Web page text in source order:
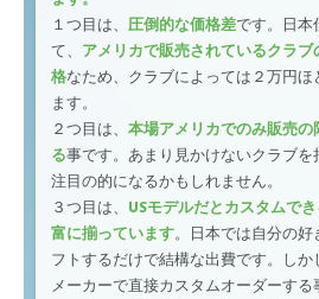
１つ目は、 圧倒的な価格差です。日本
て、 アメリカで販売されているクラ
格なため、クラブによっては２万円ほ
ます。
２つ目は、 本場アメリカでのみ販売
る事です。あまり見かけないクラブ
注目の的になるかもしれません。
３つ目は、 USモデルだとカスタムで
富に揃っています。日本では自分の
フトするだけで結構な出費です。し
メーカーで直接カスタムオーダーす